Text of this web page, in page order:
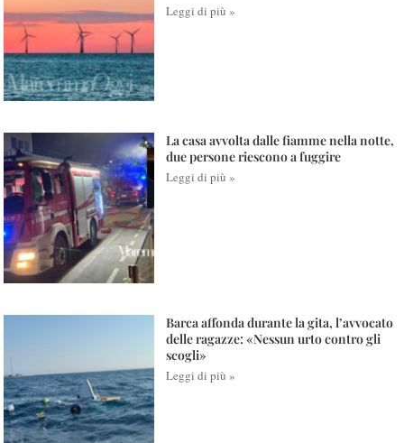
Leggi di più »
La casa avvolta dalle fiamme nella notte,
due persone riescono a fuggire
Leggi di più »
Barca affonda durante la gita, l’avvocato
delle ragazze: «Nessun urto contro gli
scogli»
Leggi di più »